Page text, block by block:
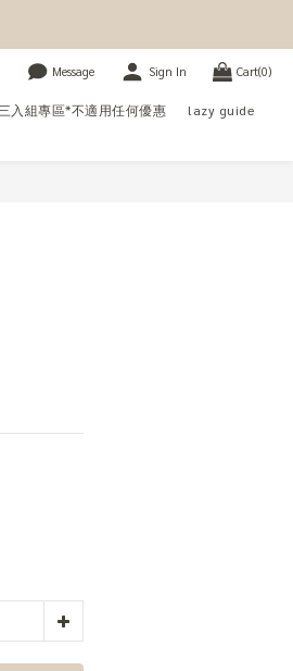
Message Sign In Cart(0)
入組專區*不適用任何優惠 lazy guide